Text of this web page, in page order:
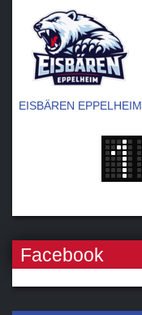
EISBÄREN EPPELHEIM
Facebook